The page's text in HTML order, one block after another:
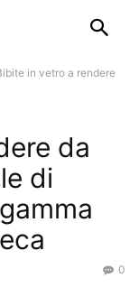
in vetro a rendere
da
di
0